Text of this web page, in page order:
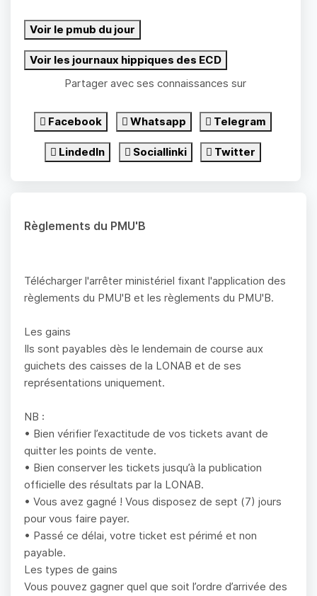
Voir le pmub du jour
Voir les journaux hippiques des ECD
Partager avec ses connaissances sur
Facebook Whatsapp Telegram
LindedIn Sociallinki Twitter
Règlements du PMU'B
Télécharger l'arrêter ministériel fixant l'application des
règlements du PMU'B et les règlements du PMU'B.
Les gains
Ils sont payables dès le lendemain de course aux
guichets des caisses de la LONAB et de ses
représentations uniquement.
NB :
• Bien vérifier l’exactitude de vos tickets avant de
quitter les points de vente.
• Bien conserver les tickets jusqu’à la publication
officielle des résultats par la LONAB.
• Vous avez gagné ! Vous disposez de sept (7) jours
pour vous faire payer.
• Passé ce délai, votre ticket est périmé et non
payable.
Les types de gains
Vous pouvez gagner quel que soit l’ordre d’arrivée des